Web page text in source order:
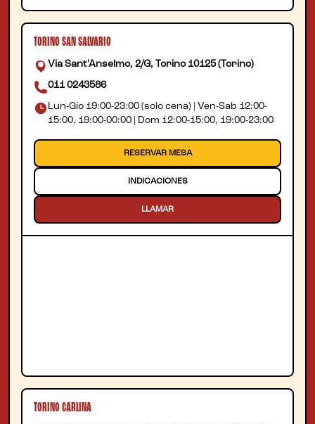
TORINO SAN SALVARIO
Via Sant'Anselmo, 2/G, Torino 10125 (Torino)
011 0243586
Lun-Gio 19:00-23:00 (solo cena) | Ven-Sab 12:00-
15:00, 19:00-00:00 | Dom 12:00-15:00, 19:00-23:00
RESERVAR MESA
INDICACIONES
LLAMAR
TORINO CARLINA